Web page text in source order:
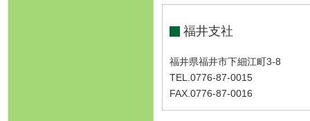
福井支社
福井県福井市下細江町3-8
TEL.0776-87-0015
FAX.0776-87-0016